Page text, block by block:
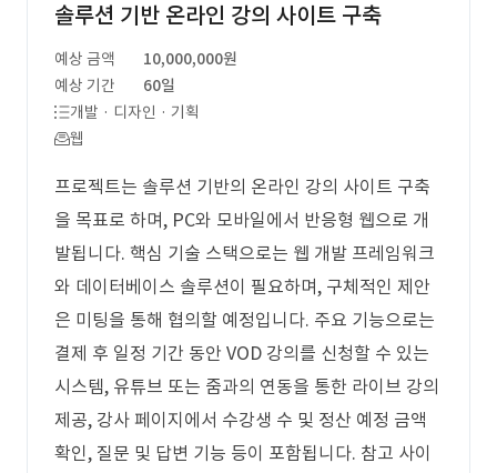
솔루션 기반 온라인 강의 사이트 구축
예상 금액
10,000,000원
예상 기간
60일
개발 · 디자인 · 기획
웹
프로젝트는 솔루션 기반의 온라인 강의 사이트 구축
을 목표로 하며, PC와 모바일에서 반응형 웹으로 개
발됩니다. 핵심 기술 스택으로는 웹 개발 프레임워크
와 데이터베이스 솔루션이 필요하며, 구체적인 제안
은 미팅을 통해 협의할 예정입니다. 주요 기능으로는
결제 후 일정 기간 동안 VOD 강의를 신청할 수 있는
시스템, 유튜브 또는 줌과의 연동을 통한 라이브 강의
제공, 강사 페이지에서 수강생 수 및 정산 예정 금액
확인, 질문 및 답변 기능 등이 포함됩니다. 참고 사이